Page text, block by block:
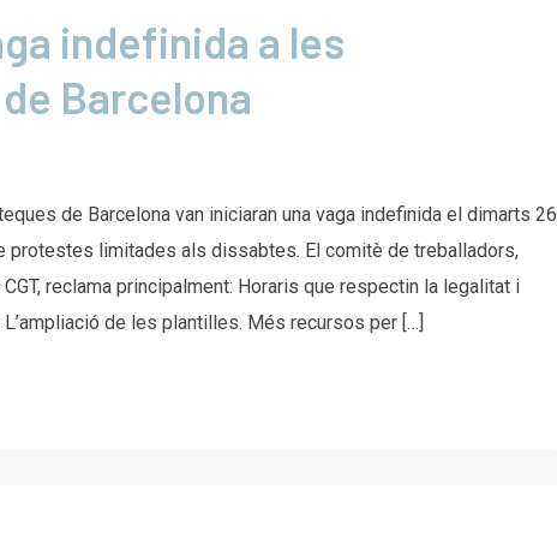
indefinida a les
Barcelona
de Barcelona van iniciaran una vaga indefinida el dimarts 26
protestes limitades als dissabtes. El comitè de treballadors,
reclama principalment: Horaris que respectin la legalitat i
de les plantilles. Més recursos per […]